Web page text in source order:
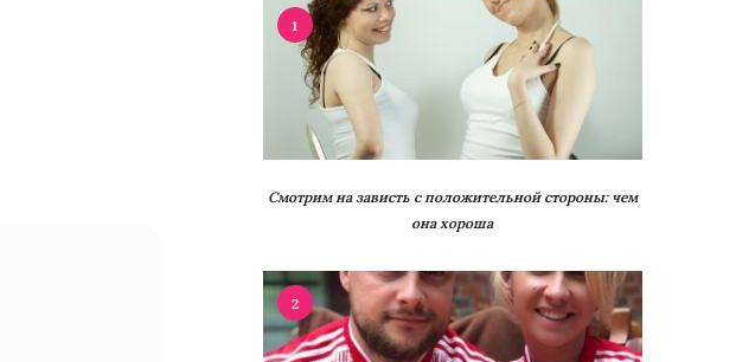
1
Смотрим на зависть с положительной стороны: чем
она хороша
2